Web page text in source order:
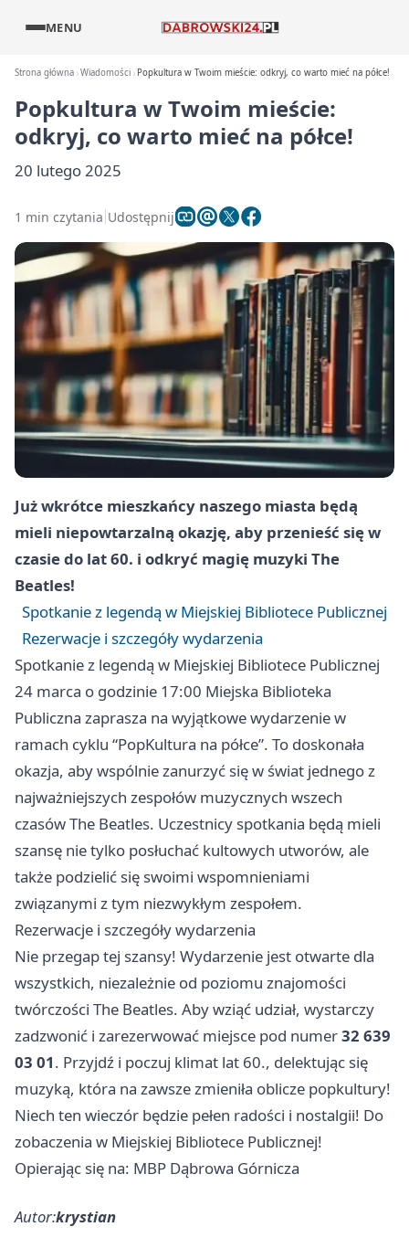
MENU
Strona główna Wiadomości Popkultura w Twoim mieście: odkryj, co warto mieć na półce!
Popkultura w Twoim mieście:
odkryj, co warto mieć na półce!
20 lutego 2025
1 min czytania Udostępnij
Już wkrótce mieszkańcy naszego miasta będą
mieli niepowtarzalną okazję, aby przenieść się w
czasie do lat 60. i odkryć magię muzyki The
Beatles!
Spotkanie z legendą w Miejskiej Bibliotece Publicznej
Rezerwacje i szczegóły wydarzenia
Spotkanie z legendą w Miejskiej Bibliotece Publicznej
24 marca o godzinie 17:00 Miejska Biblioteka
Publiczna zaprasza na wyjątkowe wydarzenie w
ramach cyklu “PopKultura na półce”. To doskonała
okazja, aby wspólnie zanurzyć się w świat jednego z
najważniejszych zespołów muzycznych wszech
czasów The Beatles. Uczestnicy spotkania będą mieli
szansę nie tylko posłuchać kultowych utworów, ale
także podzielić się swoimi wspomnieniami
związanymi z tym niezwykłym zespołem.
Rezerwacje i szczegóły wydarzenia
Nie przegap tej szansy! Wydarzenie jest otwarte dla
wszystkich, niezależnie od poziomu znajomości
twórczości The Beatles. Aby wziąć udział, wystarczy
zadzwonić i zarezerwować miejsce pod numer32 639
03 01. Przyjdź i poczuj klimat lat 60., delektując się
muzyką, która na zawsze zmieniła oblicze popkultury!
Niech ten wieczór będzie pełen radości i nostalgii! Do
zobaczenia w Miejskiej Bibliotece Publicznej!
Opierając się na: MBP Dąbrowa Górnicza
Autor:krystian